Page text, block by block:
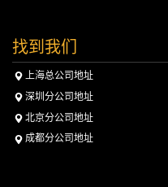
找到我们
上海总公司地址
深圳分公司地址
北京分公司地址
成都分公司地址